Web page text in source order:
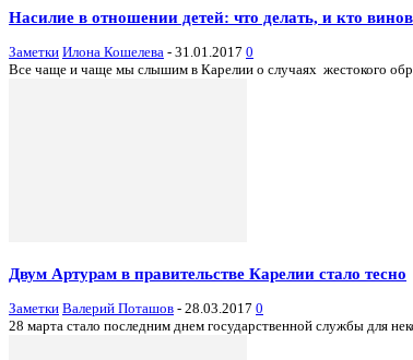
Насилие в отношении детей: что делать, и кто
Заметки Илона Кошелева - 31.01.2017 0
Все чаще и чаще мы слышим в Карелии о случаях жестокого
Двум Артурам в правительстве Карелии стало тесно
Заметки Валерий Поташов - 28.03.2017 0
28 марта стало последним днем государственной службы для